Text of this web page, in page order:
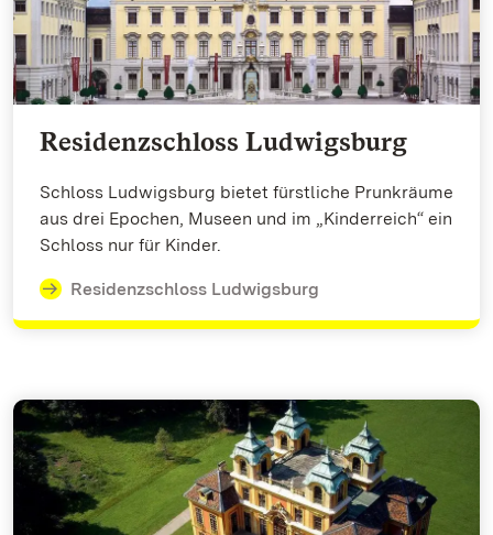
Residenzschloss Ludwigsburg
Schloss Ludwigsburg bietet fürstliche Prunkräume
aus drei Epochen, Museen und im „Kinderreich“ ein
Schloss nur für Kinder.
Residenzschloss Ludwigsburg